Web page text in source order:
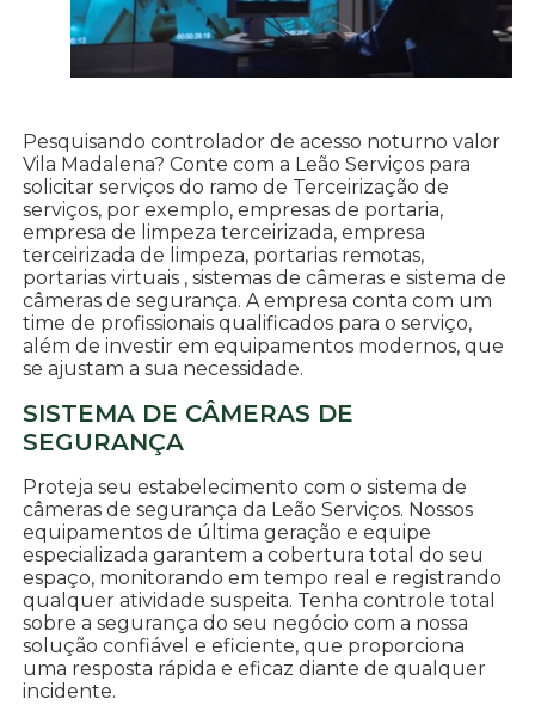
Pesquisando controlador de acesso noturno valor
Vila Madalena? Conte com a Leão Serviços para
solicitar serviços do ramo de Terceirização de
serviços, por exemplo, empresas de portaria,
empresa de limpeza terceirizada, empresa
terceirizada de limpeza, portarias remotas,
portarias virtuais , sistemas de câmeras e sistema de
câmeras de segurança. A empresa conta com um
time de profissionais qualificados para o serviço,
além de investir em equipamentos modernos, que
se ajustam a sua necessidade.
SISTEMA DE CÂMERAS DE
SEGURANÇA
Proteja seu estabelecimento com o sistema de
câmeras de segurança da Leão Serviços. Nossos
equipamentos de última geração e equipe
especializada garantem a cobertura total do seu
espaço, monitorando em tempo real e registrando
qualquer atividade suspeita. Tenha controle total
sobre a segurança do seu negócio com a nossa
solução confiável e eficiente, que proporciona
uma resposta rápida e eficaz diante de qualquer
incidente.